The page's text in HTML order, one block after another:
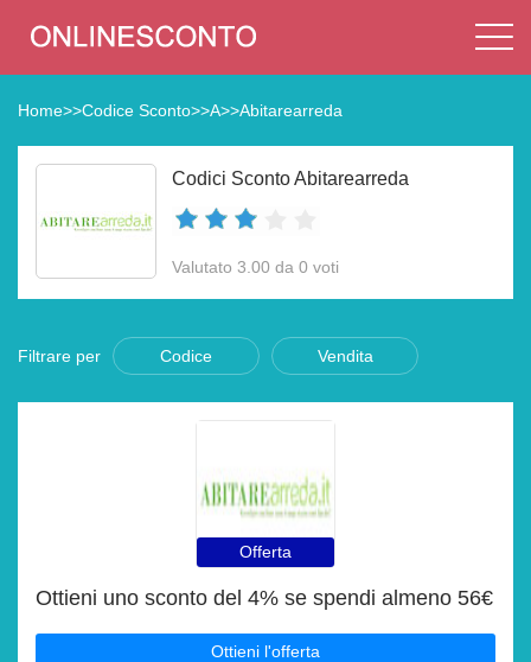
Home>>Codice Sconto>>A>>Abitarearreda
Codici Sconto Abitarearreda
Valutato 3.00 da 0 voti
Filtrare per Codice Vendita
Offerta
Ottieni uno sconto del 4% se spendi almeno 56€
Ottieni l'offerta